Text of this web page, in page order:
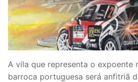
A vila que representa o expoente
barroca portuguesa será anfitriã